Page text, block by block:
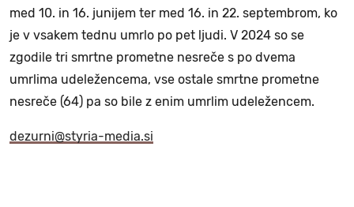
med 10. in 16. junijem ter med 16. in 22. septembrom, ko
je v vsakem tednu umrlo po pet ljudi. V 2024 so se
zgodile tri smrtne prometne nesreče s po dvema
umrlima udeležencema, vse ostale smrtne prometne
nesreče (64) pa so bile z enim umrlim udeležencem.
dezurni@styria-media.si